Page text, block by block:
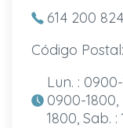
614 200
Código Postal:
Lun. :
0900-1800,
1800, Sab.